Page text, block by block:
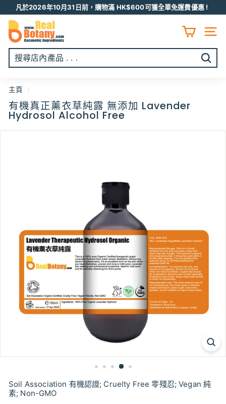
至
凡於2026年10月31日前，購物滿 HK$600可獲全單免運費優惠 !
R
E
A
L
O
T
A
N
Y
網頁
開
主頁 /
有機真正薰衣草純露 無添加 Lavender
Hydrosol Alcohol Free
Soil Association 有機認證; Cruelty Free 零殘忍; Vegan 純
素; Non-GMO